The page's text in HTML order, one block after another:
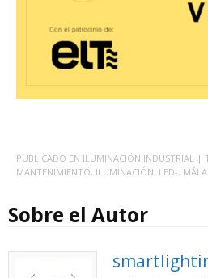
PUBLICADO EN ILUMINACIÓN INDUSTRIAL |
MANTENIMIENTO, ILUMINACIÓN, LED-,
Sobre el Autor